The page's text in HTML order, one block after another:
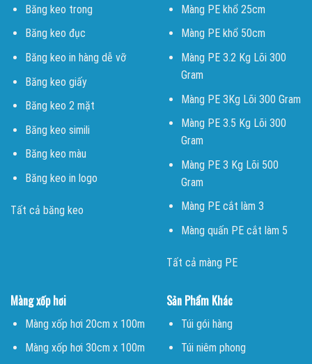
Băng keo trong
Băng keo đục
Băng keo in hàng dễ vỡ
Băng keo giấy
Băng keo 2 mặt
Băng keo simili
Băng keo màu
Băng keo in logo
Tất cả băng keo
Màng PE khổ 25cm
Màng PE khổ 50cm
Màng PE 3.2 Kg Lõi 300
Gram
Màng PE 3Kg Lõi 300 Gram
Màng PE 3.5 Kg Lõi 300
Gram
Màng PE 3 Kg Lõi 500
Gram
Màng PE cắt làm 3
Màng quấn PE cắt làm 5
Tất cả màng PE
Màng xốp hơi
Màng xốp hơi 20cm x 100m
Màng xốp hơi 30cm x 100m
Sản Phẩm Khác
Túi gói hàng
Túi niêm phong